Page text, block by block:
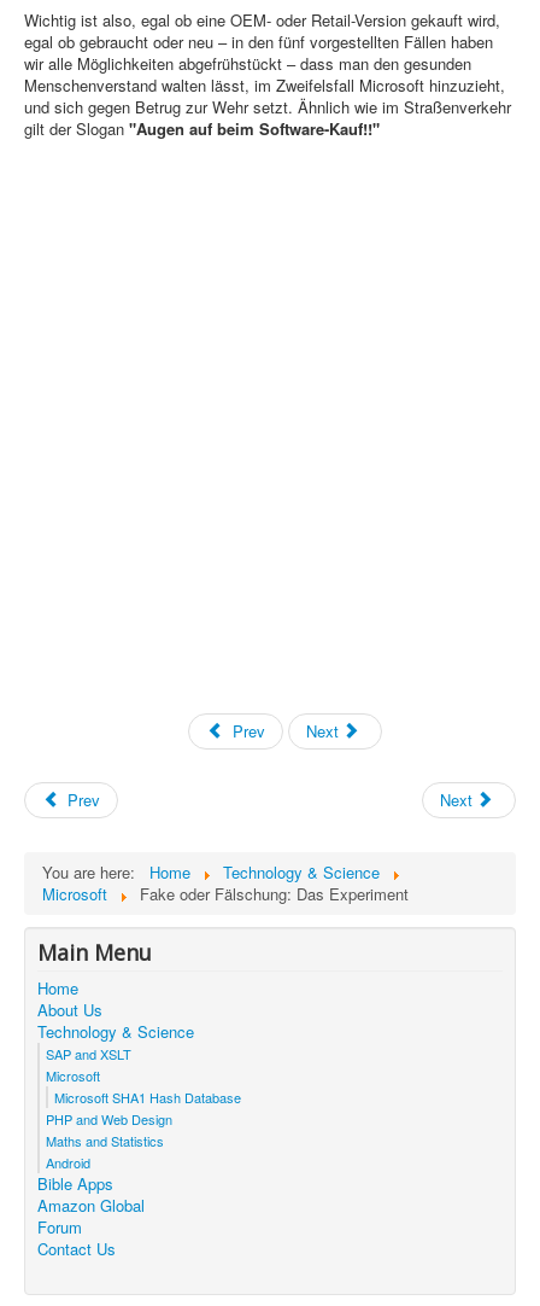
Wichtig ist also, egal ob eine OEM- oder Retail-Version gekauft wird,
egal ob gebraucht oder neu – in den fünf vorgestellten Fällen haben
wir alle Möglichkeiten abgefrühstückt – dass man den gesunden
Menschenverstand walten lässt, im Zweifelsfall Microsoft hinzuzieht,
und sich gegen Betrug zur Wehr setzt. Ähnlich wie im Straßenverkehr
gilt der Slogan "Augen auf beim Software-Kauf!!"
Prev Next
Prev Next
You are here: Home
Technology & Science
Microsoft
Fake oder Fälschung: Das Experiment
Main Menu
Home
About Us
Technology & Science
SAP and XSLT
Microsoft
Microsoft SHA1 Hash Database
PHP and Web Design
Maths and Statistics
Android
Bible Apps
Amazon Global
Forum
Contact Us